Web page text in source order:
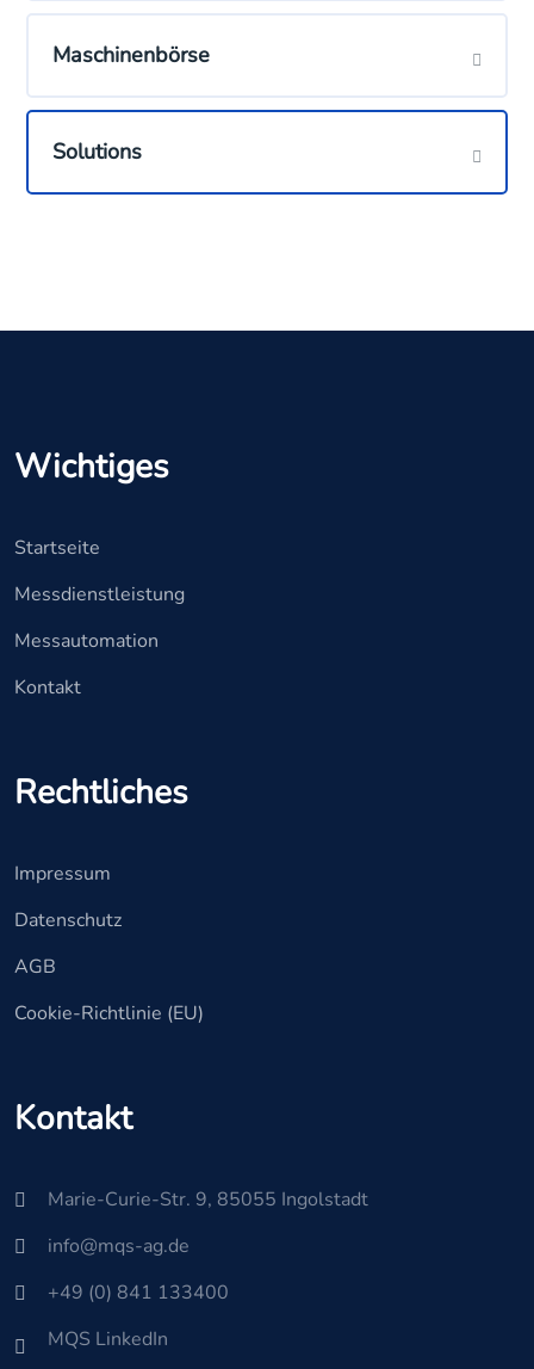
Maschinenbörse
Solutions
Wichtiges
Startseite
Messdienstleistung
Messautomation
Kontakt
Rechtliches
Impressum
Datenschutz
AGB
Cookie-Richtlinie (EU)
Kontakt
Marie-Curie-Str. 9, 85055 Ingolstadt
info@mqs-ag.de
+49 (0) 841 133400
MQS LinkedIn